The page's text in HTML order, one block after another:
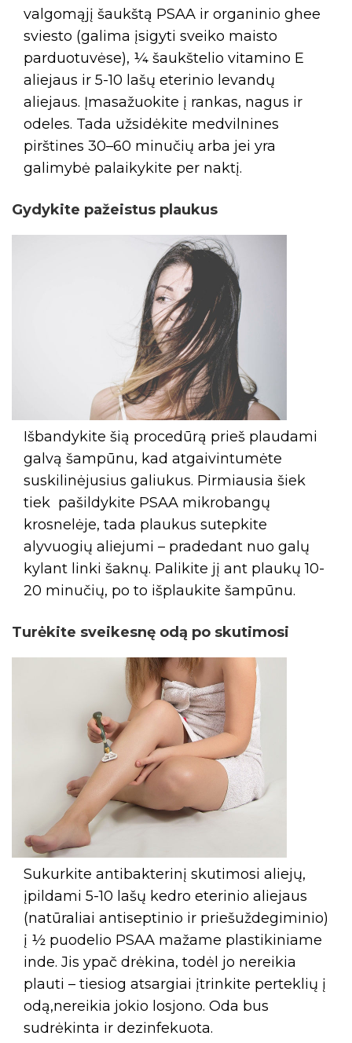
valgomąjį šaukštą PSAA ir organinio ghee
sviesto (galima įsigyti sveiko maisto
parduotuvėse), ¼ šaukštelio vitamino E
aliejaus ir 5-10 lašų eterinio levandų
aliejaus. Įmasažuokite į rankas, nagus ir
odeles. Tada užsidėkite medvilnines
pirštines 30–60 minučių arba jei yra
galimybė palaikykite per naktį.
Gydykite pažeistus plaukus
Išbandykite šią procedūrą prieš plaudami
galvą šampūnu, kad atgaivintumėte
suskilinėjusius galiukus. Pirmiausia šiek
tiek pašildykite PSAA mikrobangų
krosnelėje, tada plaukus sutepkite
alyvuogių aliejumi – pradedant nuo galų
kylant linki šaknų. Palikite jį ant plaukų 10-
20 minučių, po to išplaukite šampūnu.
Turėkite sveikesnę odą po skutimosi
Sukurkite antibakterinį skutimosi aliejų,
įpildami 5-10 lašų kedro eterinio aliejaus
(natūraliai antiseptinio ir priešuždegiminio)
į ½ puodelio PSAA mažame plastikiniame
inde. Jis ypač drėkina, todėl jo nereikia
plauti – tiesiog atsargiai įtrinkite perteklių į
odą,nereikia jokio losjono. Oda bus
sudrėkinta ir dezinfekuota.